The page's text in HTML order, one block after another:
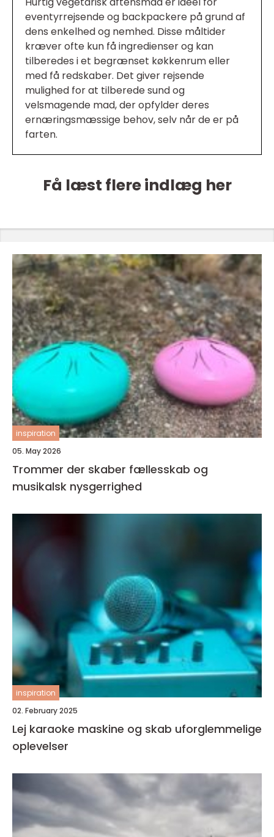
eventyrrejsende og backpackere på grund af
dens enkelhed og nemhed. Disse måltider
kræver ofte kun få ingredienser og kan
tilberedes i et begrænset køkkenrum eller
med få redskaber. Det giver rejsende
mulighed for at tilberede sund og
velsmagende mad, der opfylder deres
ernæringsmæssige behov, selv når de er på
farten.
Få læst flere indlæg her
inspiration
05. May 2026
Trommer der skaber fællesskab og
musikalsk nysgerrighed
inspiration
02. February 2025
Lej karaoke maskine og skab uforglemmelige
oplevelser